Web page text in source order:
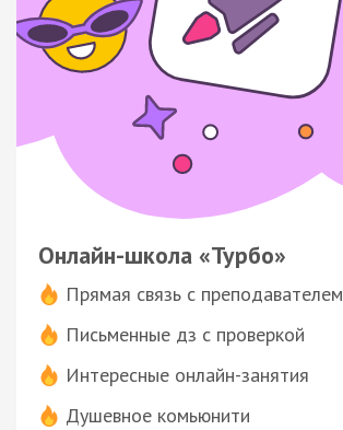
Онлайн-школа «Турбо»
Прямая связь с преподавателем
Письменные дз с проверкой
Интересные онлайн-занятия
Душевное комьюнити